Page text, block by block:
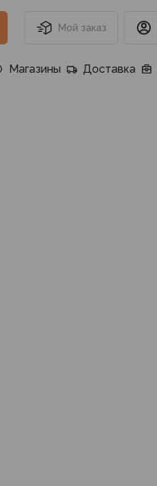
Мой заказ
Магазины Доставка